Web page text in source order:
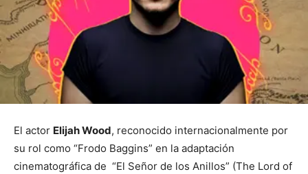
El actor Elijah Wood, reconocido internacionalmente por
su rol como “Frodo Baggins” en la adaptación
cinematográfica de “El Señor de los Anillos” (The Lord of